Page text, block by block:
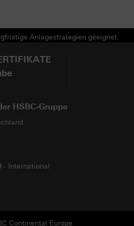
Anlagestrategien geeignet.
HSBC-Gruppe
- International
Continental Europe